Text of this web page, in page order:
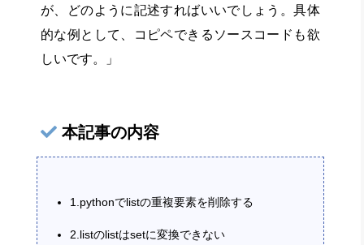
が、どのように記述すればいいでしょう。具体
的な例として、コピペできるソースコードも欲
しいです。」
本記事の内容
1.pythonでlistの重複要素を削除する
2.listのlistはsetに変換できない